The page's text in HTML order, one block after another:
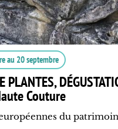
au 20 septembre
PLANTES,
Couture
du